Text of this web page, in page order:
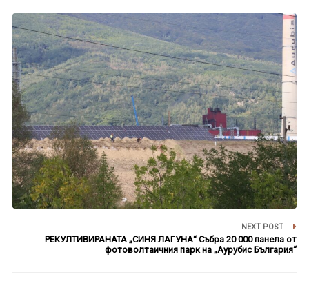
NEXT POST
РЕКУЛТИВИРАНАТА „СИНЯ ЛАГУНА“ Събра 20 000 панела от
фотоволтаичния парк на „Аурубис България“